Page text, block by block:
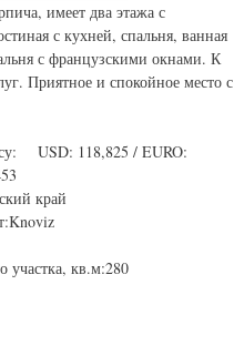
имеет два этажа с
с кухней, спальня, ванная
с французскими окнами. К
Приятное и спокойное место с
USD: 118,825 / EURO:
край
участка, кв.м:280